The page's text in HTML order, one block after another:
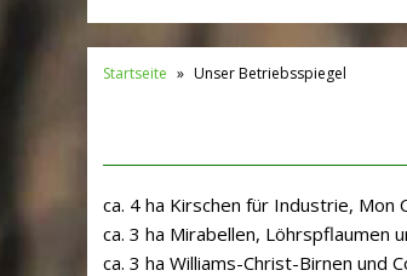
Startseite » Unser Betriebsspiegel
ca. 4 ha Kirschen für Industrie, Mon
ca. 3 ha Mirabellen, Löhrspflaumen
ca. 3 ha Williams-Christ-Birnen und